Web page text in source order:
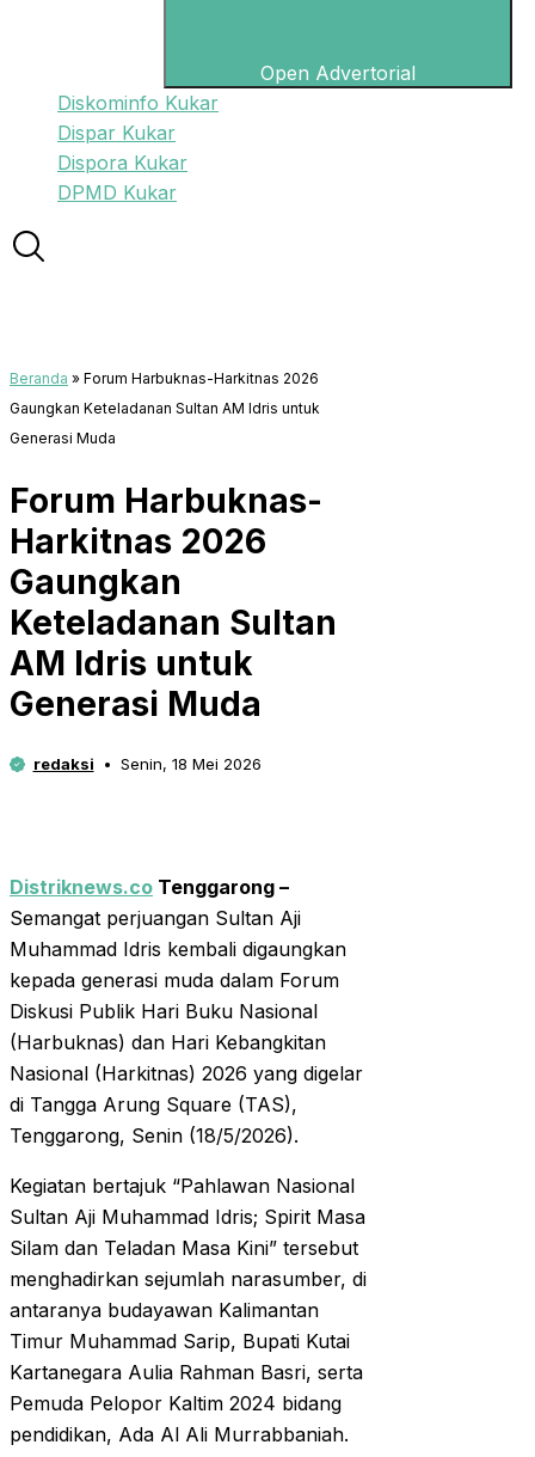
Open Advertorial
Diskominfo Kukar
Dispar Kukar
Dispora Kukar
DPMD Kukar
Beranda » Forum Harbuknas-Harkitnas 2026
Gaungkan Keteladanan Sultan AM Idris untuk
Generasi Muda
Forum Harbuknas-
Harkitnas 2026
Gaungkan
Keteladanan Sultan
AM Idris untuk
Generasi Muda
redaksi Senin, 18 Mei 2026
Distriknews.co Tenggarong –
Semangat perjuangan Sultan Aji
Muhammad Idris kembali digaungkan
kepada generasi muda dalam Forum
Diskusi Publik Hari Buku Nasional
(Harbuknas) dan Hari Kebangkitan
Nasional (Harkitnas) 2026 yang digelar
di Tangga Arung Square (TAS),
Tenggarong, Senin (18/5/2026).
Kegiatan bertajuk “Pahlawan Nasional
Sultan Aji Muhammad Idris; Spirit Masa
Silam dan Teladan Masa Kini” tersebut
menghadirkan sejumlah narasumber, di
antaranya budayawan Kalimantan
Timur Muhammad Sarip, Bupati Kutai
Kartanegara Aulia Rahman Basri, serta
Pemuda Pelopor Kaltim 2024 bidang
pendidikan, Ada Al Ali Murrabbaniah.